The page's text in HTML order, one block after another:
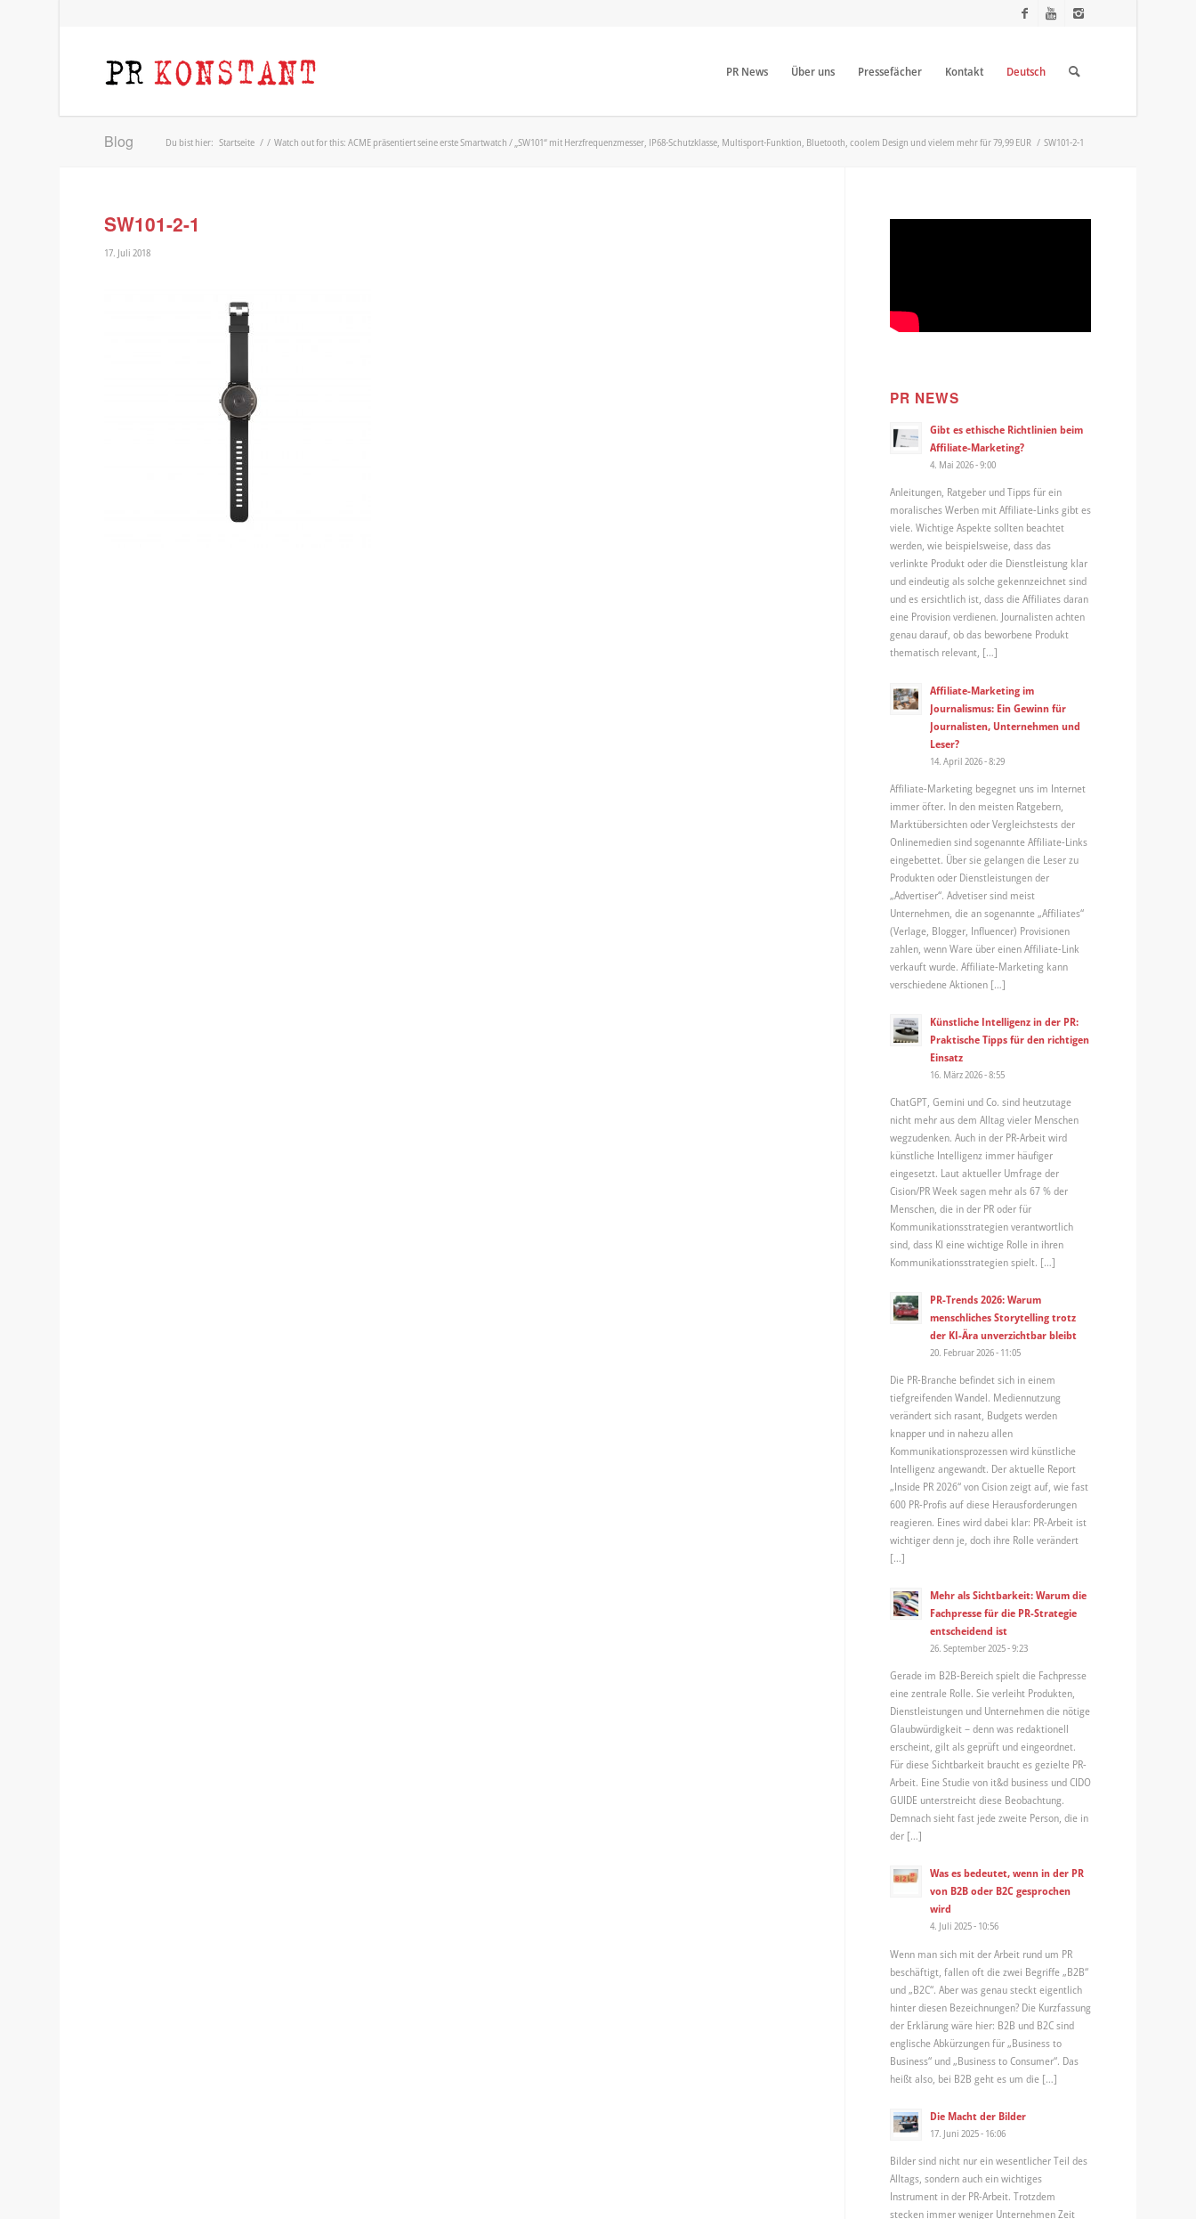
PR News Über uns Pressefächer Kontakt Deutsch
Blog Du bist hier: Startseite / / Watch out for this: ACME präsentiert seine erste Smartwatch / „SW101“ mit Herzfrequenzmesser, IP68-Schutzklasse, Multisport-Funktion, Bluetooth, coolem Design und vielem mehr für 79,99 EUR / SW101-2-1
SW101-2-1
17. Juli 2018
PR NEWS
Gibt es ethische Richtlinien beim
Affiliate-Marketing?
4. Mai 2026 - 9:00
Anleitungen, Ratgeber und Tipps für ein
moralisches Werben mit Affiliate-Links gibt es
viele. Wichtige Aspekte sollten beachtet
werden, wie beispielsweise, dass das
verlinkte Produkt oder die Dienstleistung klar
und eindeutig als solche gekennzeichnet sind
und es ersichtlich ist, dass die Affiliates daran
eine Provision verdienen. Journalisten achten
genau darauf, ob das beworbene Produkt
thematisch relevant, […]
Affiliate-Marketing im
Journalismus: Ein Gewinn für
Journalisten, Unternehmen und
Leser?
14. April 2026 - 8:29
Affiliate-Marketing begegnet uns im Internet
immer öfter. In den meisten Ratgebern,
Marktübersichten oder Vergleichstests der
Onlinemedien sind sogenannte Affiliate-Links
eingebettet. Über sie gelangen die Leser zu
Produkten oder Dienstleistungen der
„Advertiser“. Advetiser sind meist
Unternehmen, die an sogenannte „Affiliates“
(Verlage, Blogger, Influencer) Provisionen
zahlen, wenn Ware über einen Affiliate-Link
verkauft wurde. Affiliate-Marketing kann
verschiedene Aktionen […]
Künstliche Intelligenz in der PR:
Praktische Tipps für den richtigen
Einsatz
16. März 2026 - 8:55
ChatGPT, Gemini und Co. sind heutzutage
nicht mehr aus dem Alltag vieler Menschen
wegzudenken. Auch in der PR-Arbeit wird
künstliche Intelligenz immer häufiger
eingesetzt. Laut aktueller Umfrage der
Cision/PR Week sagen mehr als 67 % der
Menschen, die in der PR oder für
Kommunikationsstrategien verantwortlich
sind, dass KI eine wichtige Rolle in ihren
Kommunikationsstrategien spielt. […]
PR-Trends 2026: Warum
menschliches Storytelling trotz
der KI-Ära unverzichtbar bleibt
20. Februar 2026 - 11:05
Die PR-Branche befindet sich in einem
tiefgreifenden Wandel. Mediennutzung
verändert sich rasant, Budgets werden
knapper und in nahezu allen
Kommunikationsprozessen wird künstliche
Intelligenz angewandt. Der aktuelle Report
„Inside PR 2026“ von Cision zeigt auf, wie fast
600 PR-Profis auf diese Herausforderungen
reagieren. Eines wird dabei klar: PR-Arbeit ist
wichtiger denn je, doch ihre Rolle verändert
[…]
Mehr als Sichtbarkeit: Warum die
Fachpresse für die PR-Strategie
entscheidend ist
26. September 2025 - 9:23
Gerade im B2B-Bereich spielt die Fachpresse
eine zentrale Rolle. Sie verleiht Produkten,
Dienstleistungen und Unternehmen die nötige
Glaubwürdigkeit – denn was redaktionell
erscheint, gilt als geprüft und eingeordnet.
Für diese Sichtbarkeit braucht es gezielte PR-
Arbeit. Eine Studie von it&d business und CIDO
GUIDE unterstreicht diese Beobachtung.
Demnach sieht fast jede zweite Person, die in
der […]
Was es bedeutet, wenn in der PR
von B2B oder B2C gesprochen
wird
4. Juli 2025 - 10:56
Wenn man sich mit der Arbeit rund um PR
beschäftigt, fallen oft die zwei Begriffe „B2B“
und „B2C“. Aber was genau steckt eigentlich
hinter diesen Bezeichnungen? Die Kurzfassung
der Erklärung wäre hier: B2B und B2C sind
englische Abkürzungen für „Business to
Business“ und „Business to Consumer“. Das
heißt also, bei B2B geht es um die […]
Die Macht der Bilder
17. Juni 2025 - 16:06
Bilder sind nicht nur ein wesentlicher Teil des
Alltags, sondern auch ein wichtiges
Instrument in der PR-Arbeit. Trotzdem
stecken immer weniger Unternehmen Zeit